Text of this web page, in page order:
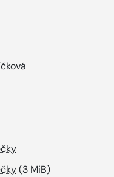
(3 MiB)